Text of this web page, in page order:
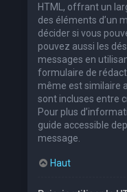
HTML, offrant un
des éléments d’un
décider si vous
pouvez aussi les
messages en
formulaire de
même est similaire
sont incluses entre
Pour plus
guide accessible
message.
Haut